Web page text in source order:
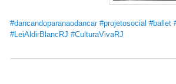
#dancandoparanaodancar #projetosocial #ballet
#LeiAldirBlancRJ #CulturaVivaRJ